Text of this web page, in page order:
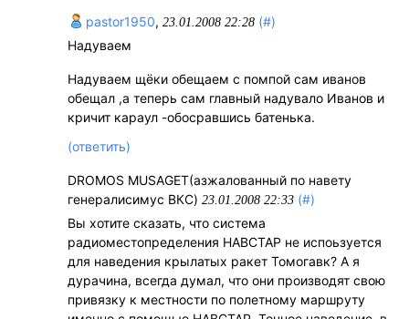
pastor1950,23.01.2008 22:28 (#)
Надуваем
Надуваем щёки обещаем с помпой сам иванов
обещал ,а теперь сам главный надувало Иванов и
кричит караул -обосравшись батенька.
(ответить)
DROMOS MUSAGET(азжалованный по навету
генералисимус ВКС)23.01.2008 22:33 (#)
Вы хотите сказать, что система
радиоместопределения НАВСТАР не испоьзуется
для наведения крылатых ракет Томогавк? А я
дурачина, всегда думал, что они производят свою
привязку к местности по полетному маршруту